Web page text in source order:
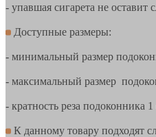
- упавшая сигарета не оставит
Доступные размеры:
- минимальный размер
- максимальный размер
- кратность реза подоконника
К данному товару подходят